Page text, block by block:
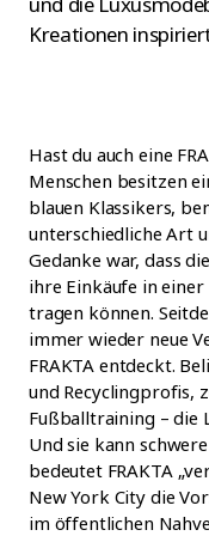
Kreationen
Hast du auch eine
Menschen besitzen
blauen Klassikers,
unterschiedliche Art
Gedanke war, dass
ihre Einkäufe in einer
tragen können.
immer wieder neue
FRAKTA entdeckt.
und Recyclingprofis,
Fußballtraining – die
Und sie kann
bedeutet FRAKTA
New York City die
im öffentlichen